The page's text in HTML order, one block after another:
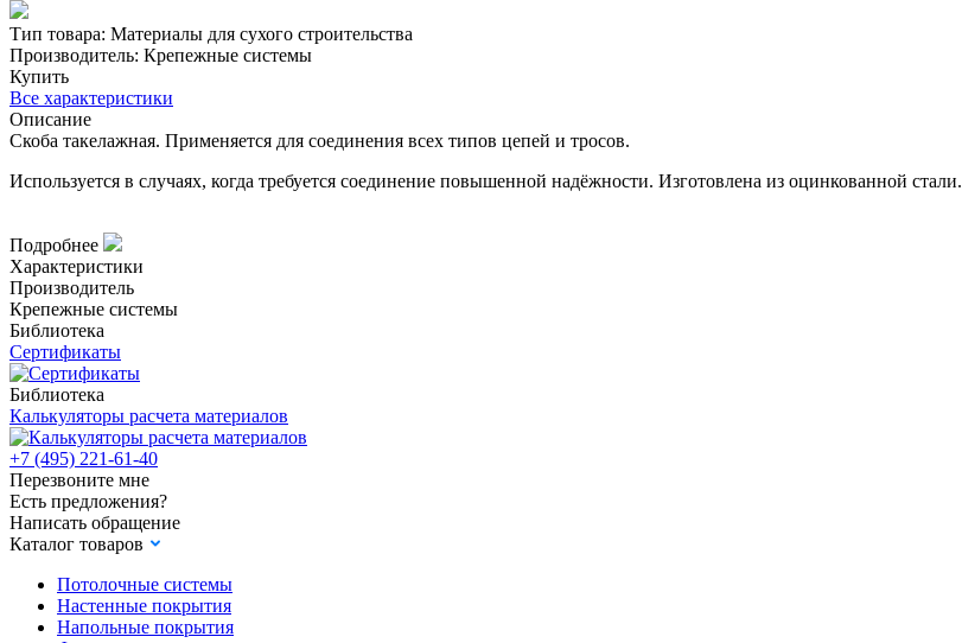
Тип товара: Материалы для сухого строительства
Производитель: Крепежные системы
Купить
Все характеристики
Описание
Скоба такелажная. Применяется для соединения всех типов цепей и тросов.
Используется в случаях, когда требуется соединение повышенной надёжности. Изготовлена из оцинкованной стали.
Подробнее
Характеристики
Производитель
Крепежные системы
Библиотека
Сертификаты
Библиотека
Калькуляторы расчета материалов
+7 (495) 221-61-40
Перезвоните мне
Есть предложения?
Написать обращение
Каталог товаров
Потолочные системы
Настенные покрытия
Напольные покрытия